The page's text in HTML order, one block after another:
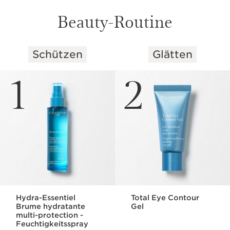
DIE GANZE PFLEGELINIE ENTDECKEN
HYDRA-
Beauty-Routine
WEITER ZUM INHALT
Schützen
1
Hydra-Essentiel
Brume hydratante
multi-protection -
Feuchtigkeitsspray
Glätten
2
Total Eye Contour
Gel